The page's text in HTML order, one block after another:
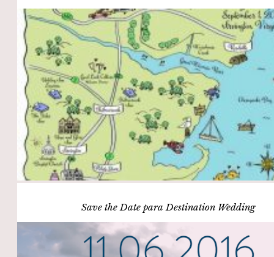
Save the Date para Destination Wedding